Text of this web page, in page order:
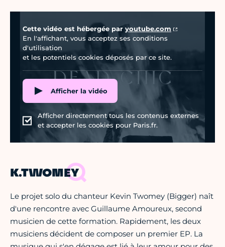
Cette vidéo est hébergée par youtube.com
En l'affichant, vous acceptez ses conditions
d'utilisation
et les potentiels cookies déposés par ce site.
Afficher la vidéo
Afficher directement tous les contenus externes
et accepter les cookies pour Paris.fr.
K.TWOMEY
Le projet solo du chanteur Kevin Twomey (Bigger) naît
d'une rencontre avec Guillaume Amoureux, second
musicien de cette formation. Rapidement, les deux
musiciens décident de composer un premier EP. La